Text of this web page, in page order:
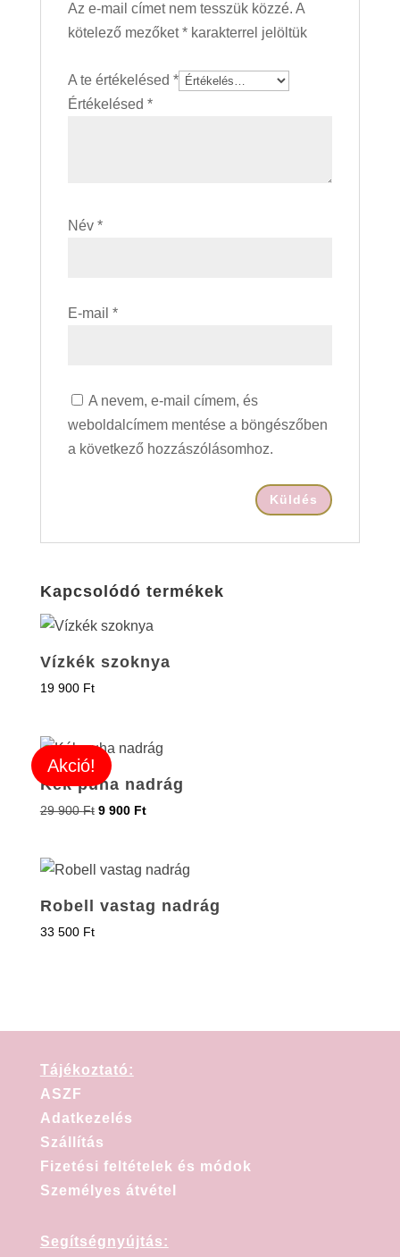
Az e-mail címet nem tesszük közzé. A
kötelező mezőket*karakterrel jelöltük
A te értékelésed *
Értékelésed *
Név *
E-mail *
A nevem, e-mail címem, és
weboldalcímem mentése a böngészőben
a következő hozzászólásomhoz.
Kapcsolódó termékek
Vízkék szoknya
19 900 Ft
Akció!
Kék puha nadrág
29 900Ft 9 900 Ft
Robell vastag nadrág
33 500 Ft
Tájékoztató:
ASZF
Adatkezelés
Szállítás
Fizetési feltételek és módok
Személyes átvétel
Segítségnyújtás: